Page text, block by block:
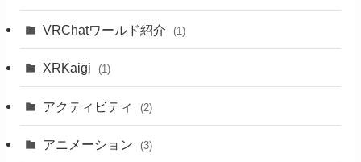
VRChatワールド紹介 (1)
XRKaigi (1)
アクティビティ (2)
アニメーション (3)